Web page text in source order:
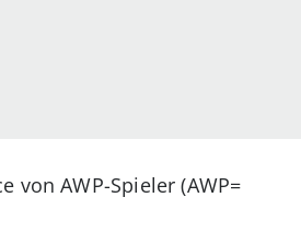
AWP-Spieler (AWP=